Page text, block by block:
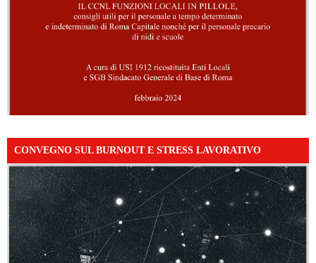
CONVEGNO SUL BURNOUT E STRESS LAVORATIVO